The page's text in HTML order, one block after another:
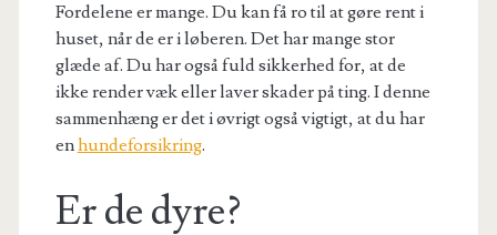
Fordelene er mange. Du kan få ro til at gøre rent i
huset, når de er i løberen. Det har mange stor
glæde af. Du har også fuld sikkerhed for, at de
ikke render væk eller laver skader på ting. I denne
sammenhæng er det i øvrigt også vigtigt, at du har
enhundeforsikring.
Er de dyre?